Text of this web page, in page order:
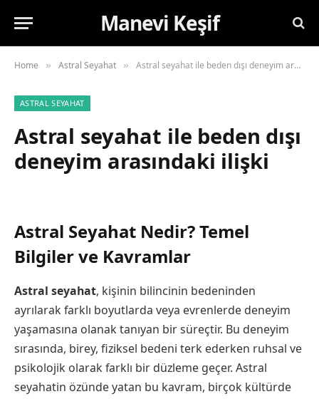
Manevi Keşif
Home » Astral Seyahat » Astral seyahat ile beden dışı deneyim arasındaki ilişki
ASTRAL SEYAHAT
Astral seyahat ile beden dışı
deneyim arasındaki ilişki
Astral Seyahat Nedir? Temel
Bilgiler ve Kavramlar
Astral seyahat, kişinin bilincinin bedeninden
ayrılarak farklı boyutlarda veya evrenlerde deneyim
yaşamasına olanak tanıyan bir süreçtir. Bu deneyim
sırasında, birey, fiziksel bedeni terk ederken ruhsal ve
psikolojik olarak farklı bir düzleme geçer. Astral
seyahatin özünde yatan bu kavram, birçok kültürde